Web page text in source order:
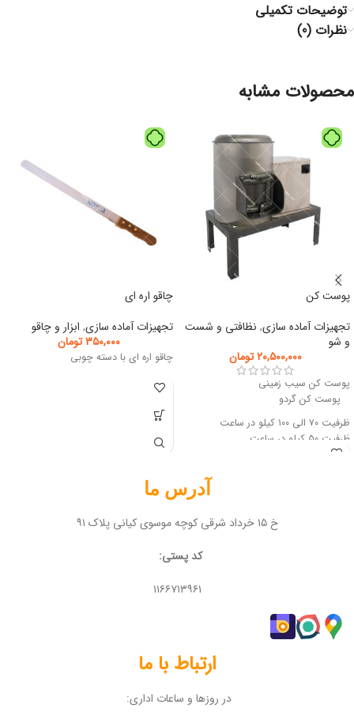
توضیحات تکمیلی
نظرات (0)
محصولات مشابه
پوست کن
تجهیزات آماده سازی, نظافتی و شست
و شو
۲۰,۵۰۰,۰۰۰تومان
پوست کن سیب زمینی
پوست کن گردو
ظرفیت ۷۰ الی ۱۰۰ کیلو در ساعت
ظرفیت ۵۰ کیلو در ساعت
چاقو اره ای
تجهیزات آماده سازی, ابزار و چاقو
۳۵۰,۰۰۰ تومان
چاقو اره ای با دسته چوبی
آدرس ما
خ ۱۵ خرداد شرقی کوچه موسوی کیانی پلاک ۹۱
کد پستی:
۱۱۶۶۷۱۳۹۶۱
ارتباط با ما
در روزها و ساعات اداری: